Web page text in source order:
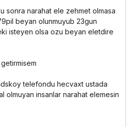
sonra narahat ele zehmet olmasa
beyan olunmuyub 23gun
isteyen olsa ozu beyan eletdire
telefondu hecvaxt ustada
olmuyan insanlar narahat elemesin